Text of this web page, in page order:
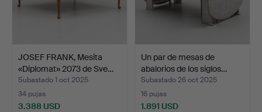
JOSEF FRANK, Mesita
«Diplomat» 2073 de Sve…
Subastado 1 oct 2025
34 pujas
3.388 USD
Un par de mesas de
abalorios de los siglos…
Subastado 26 oct 2025
16 pujas
1.891 USD